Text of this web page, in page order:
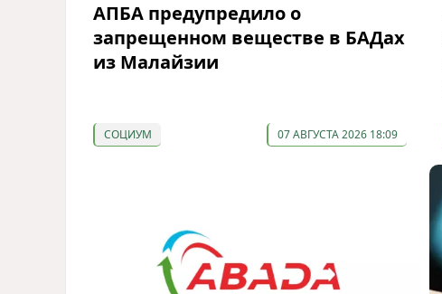
АПБА предупредило о
запрещенном веществе в БАДах
из Малайзии
СОЦИУМ 07 АВГУСТА 2026 18:09